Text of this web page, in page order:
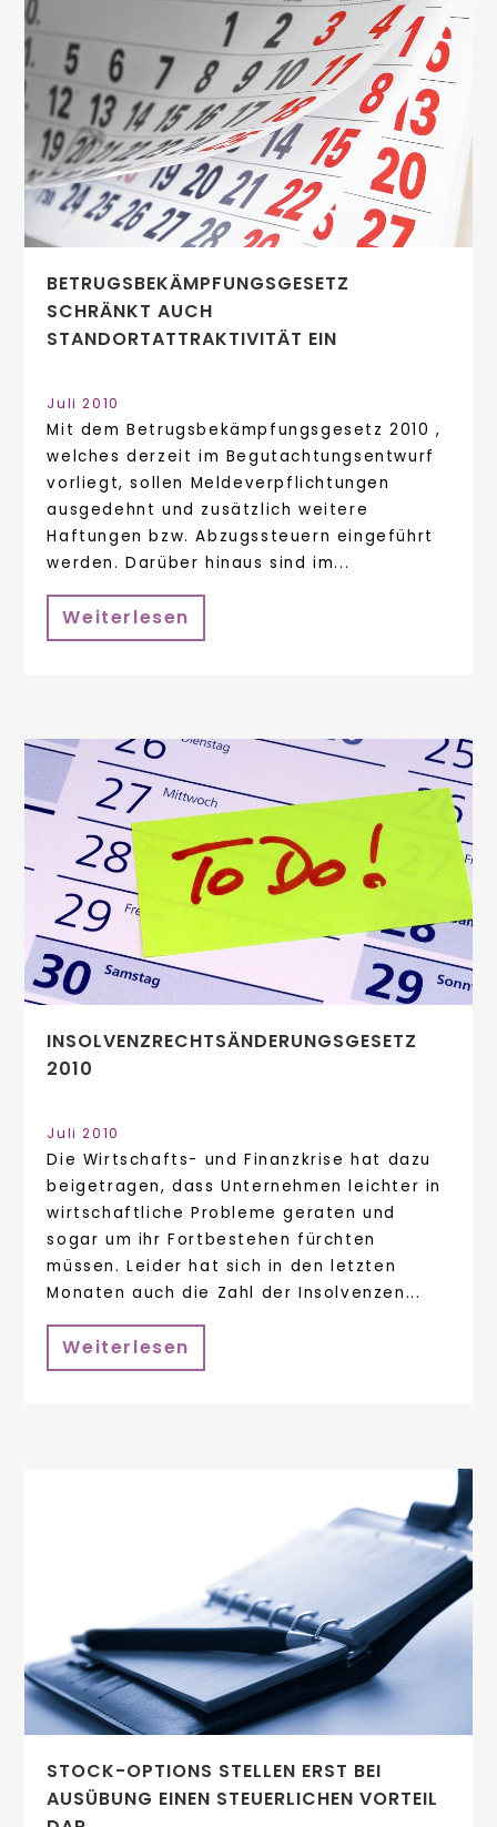
BETRUGSBEKÄMPFUNGSGESETZ
SCHRÄNKT AUCH
STANDORTATTRAKTIVITÄT EIN
Juli 2010
Mit dem Betrugsbekämpfungsgesetz 2010 ,
welches derzeit im Begutachtungsentwurf
vorliegt, sollen Meldeverpflichtungen
ausgedehnt und zusätzlich weitere
Haftungen bzw. Abzugssteuern eingeführt
werden. Darüber hinaus sind im...
Weiterlesen
INSOLVENZRECHTSÄNDERUNGSGESETZ
2010
Juli 2010
Die Wirtschafts- und Finanzkrise hat dazu
beigetragen, dass Unternehmen leichter in
wirtschaftliche Probleme geraten und
sogar um ihr Fortbestehen fürchten
müssen. Leider hat sich in den letzten
Monaten auch die Zahl der Insolvenzen...
Weiterlesen
STOCK-OPTIONS STELLEN ERST BEI
AUSÜBUNG EINEN STEUERLICHEN VORTEIL